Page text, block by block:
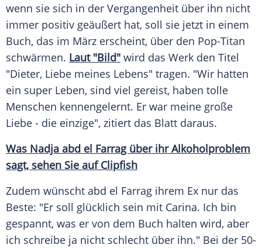
wenn sie sich in der Vergangenheit über ihn nicht
immer positiv geäußert hat, soll sie jetzt in einem
Buch, das im März erscheint, über den Pop-Titan
schwärmen. Laut "Bild" wird das Werk den Titel
"Dieter, Liebe meines Lebens" tragen. "Wir hatten
ein super Leben, sind viel gereist, haben tolle
Menschen kennengelernt. Er war meine große
Liebe - die einzige", zitiert das Blatt daraus.
Was Nadja abd el Farrag über ihr Alkoholproblem
sagt, sehen Sie auf Clipfish
Zudem wünscht abd el Farrag ihrem Ex nur das
Beste: "Er soll glücklich sein mit Carina. Ich bin
gespannt, was er von dem Buch halten wird, aber
ich schreibe ja nicht schlecht über ihn." Bei der 50-